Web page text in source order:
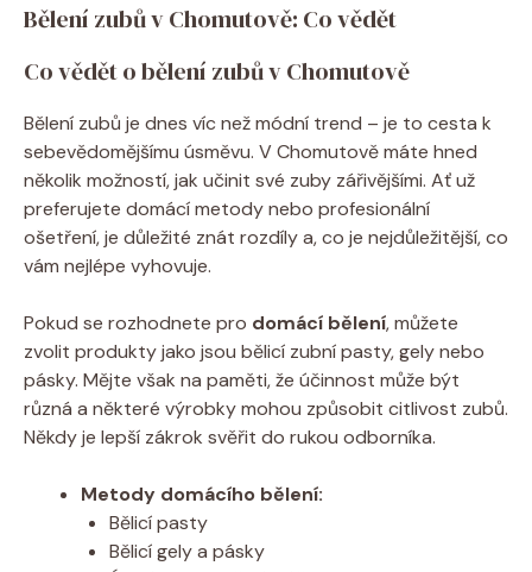
Bělení zubů v Chomutově: Co vědět
Co vědět o bělení zubů v Chomutově
Bělení zubů je dnes víc než módní trend – je to cesta k
sebevědomějšímu úsměvu. V Chomutově máte hned
několik možností, jak učinit své zuby zářivějšími. Ať už
preferujete domácí metody nebo profesionální
ošetření, je důležité znát rozdíly a, co je nejdůležitější, co
vám nejlépe vyhovuje.
Pokud se rozhodnete pro domácí bělení, můžete
zvolit produkty jako jsou bělicí zubní pasty, gely nebo
pásky. Mějte však na paměti, že účinnost může být
různá a některé výrobky mohou způsobit citlivost zubů.
Někdy je lepší zákrok svěřit do rukou odborníka.
Metody domácího bělení:
Bělicí pasty
Bělicí gely a pásky